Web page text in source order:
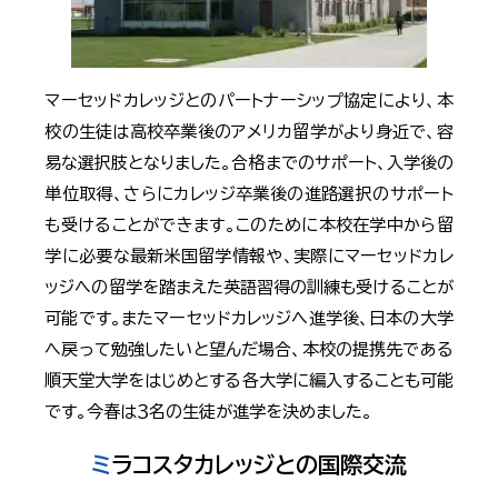
マーセッドカレッジとのパートナーシップ協定により、本
校の生徒は高校卒業後のアメリカ留学がより身近で、容
易な選択肢となりました。合格までのサポート、入学後の
単位取得、さらにカレッジ卒業後の進路選択のサポート
も受けることができます。このために本校在学中から留
学に必要な最新米国留学情報や、実際にマーセッドカレ
ッジへの留学を踏まえた英語習得の訓練も受けることが
可能です。またマーセッドカレッジへ進学後、日本の大学
へ戻って勉強したいと望んだ場合、本校の提携先である
順天堂大学をはじめとする各大学に編入することも可能
です。今春は３名の生徒が進学を決めました。
ミラコスタカレッジとの国際交流